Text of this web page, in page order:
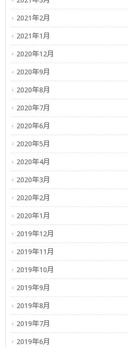
2021年2月
2021年1月
2020年12月
2020年9月
2020年8月
2020年7月
2020年6月
2020年5月
2020年4月
2020年3月
2020年2月
2020年1月
2019年12月
2019年11月
2019年10月
2019年9月
2019年8月
2019年7月
2019年6月